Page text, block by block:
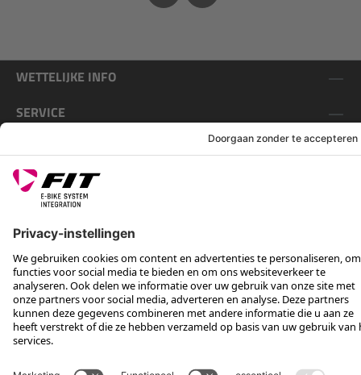
WETTELIJKE INFO
SERVICE
*Aanbevolen verkoopprijs incl. btw, excl. verzendkosten